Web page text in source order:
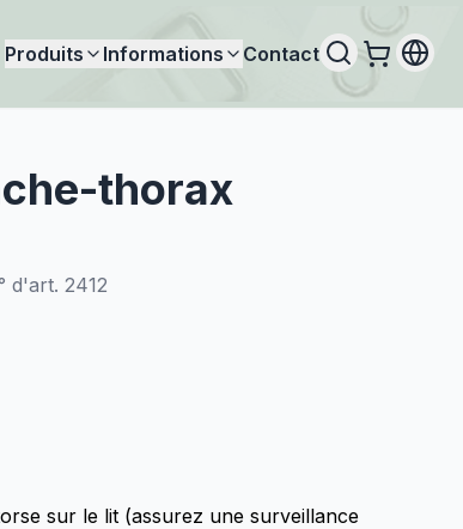
Produits Informations Contact
thorax
d'art. 2412
sur le lit (assurez une surveillance